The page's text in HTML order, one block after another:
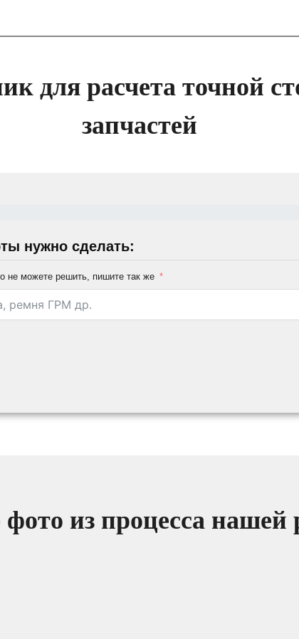
для расчета точной
запчастей
нужно сделать:
не можете решить, пишите так же
из процесса нашей